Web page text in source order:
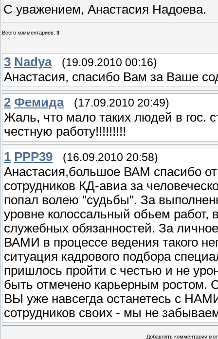
С уважением, Анастасия Надоева.
Всего комментариев: 3
3 Nadya (19.09.2010 00:16)
Анастасия, спасибо Вам за Ваше
2 Фемида (17.09.2010 20:49)
Жаль, что мало таких людей в гос.
честную работу!!!!!!!!!
1 PPP39 (16.09.2010 20:58)
Анастасия,большое ВАМ спасибо
сотрудников КД-авиа за
попал волею "судьбы". За
уровне колоссальный обьем
служебных обязанностей. За
ВАМИ в процессе ведения такого
ситуация кадрового подбора
пришлось пройти с честью и не
быть отмечено карьерным
ВЫ уже навсегда останетесь с
сотрудников своих - мы не
Добавлять комментарии